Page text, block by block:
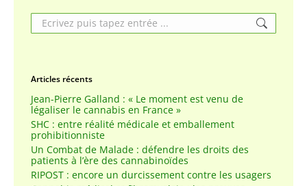
Search:
Articles récents
Jean-Pierre Galland : « Le moment est venu de
légaliser le cannabis en France »
SHC : entre réalité médicale et emballement
prohibitionniste
Un Combat de Malade : défendre les droits des
patients à l’ère des cannabinoïdes
RIPOST : encore un durcissement contre les usagers